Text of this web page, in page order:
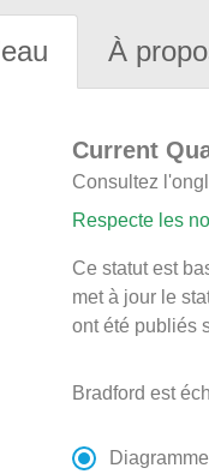
À
Current
Consultez
Respecte les
Ce statut est
met à jour le
ont été publiés
Bradford est